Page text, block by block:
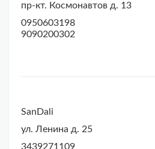
пр-кт. Космонавтов д. 13
0950603198
9090200302
SanDali
ул. Ленина д. 25
3439271109